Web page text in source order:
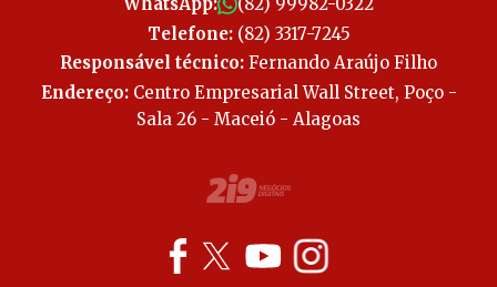
Telefone:(82) 3317-7245
Responsável técnico: Fernando Araújo Filho
Endereço:Centro Empresarial Wall Street, Poço -
Sala 26 - Maceió - Alagoas